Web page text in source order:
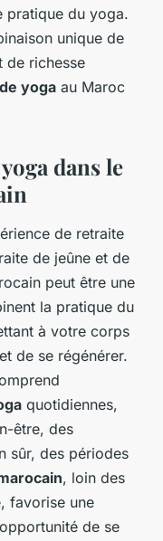
pratique du yoga.
unique de
de richesse
yoga au Maroc
dans le
de retraite
de jeûne et de
peut être une
la pratique du
à votre corps
de se régénérer.
quotidiennes,
être, des
sûr, des périodes
, loin des
favorise une
de se